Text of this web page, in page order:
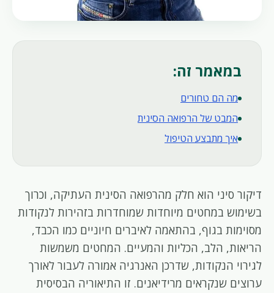
במאמר זה:
מה הם טחורים
המבט של הרפואה הסינית
איך מתבצע הטיפול
דיקור סיני הוא חלק מהרפואה הסינית העתיקה, וכרוך
בשימוש במחטים מיוחדות שמוחדרות בזהירות לנקודות
מסוימות בגוף, בהתאמה לאיברים חיוניים כמו הכבד,
הריאות, הלב, הכליות והמעיים. המחטים משמשות
לגירוי הנקודות, שדרכן האנרגיה אמורה לעבור לאורך
ערוצים שנקראים מרידיאנים. זו התיאוריה הבסיסית